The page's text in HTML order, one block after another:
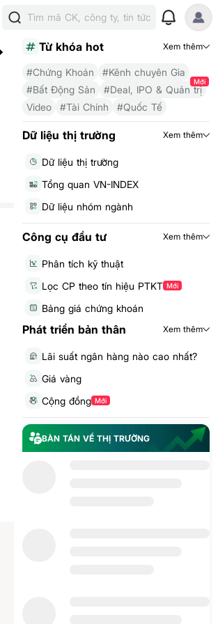
Tìm mã CK, công ty, tin tức
Từ khóa hot Xem thêm
#Chứng Khoán
#Kênh chuyên Gia
#Bất Động Sản
#Deal, IPO & Quản trị
Mới
Video #Tài Chính #Quốc Tế
Dữ liệu thị trường Xem thêm
Dữ liệu thị trường
Tổng quan VN-INDEX
Dữ liệu nhóm ngành
Công cụ đầu tư Xem thêm
Phân tích kỹ thuật
Lọc CP theo tín hiệu PTKT Mới
Bảng giá chứng khoán
Phát triển bản thân Xem thêm
Lãi suất ngân hàng nào cao nhất?
Giá vàng
Cộng đồng Mới
BÀN TÁN VỀ THỊ TRƯỜNG